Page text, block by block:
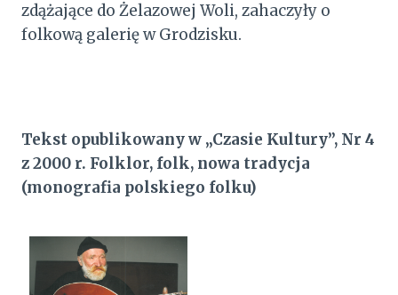
zdążające do Żelazowej Woli, zahaczyły o
folkową galerię w Grodzisku.
Tekst opublikowany w „Czasie Kultury”, Nr 4
z 2000 r. Folklor, folk, nowa tradycja
(monografia polskiego folku)